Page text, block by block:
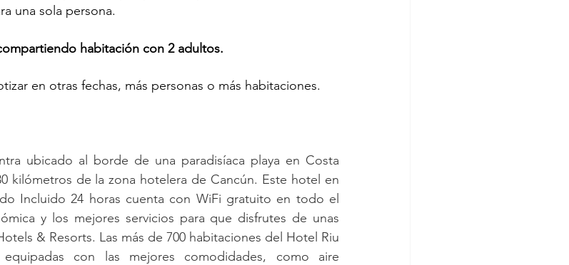
una sola persona.
habitación con 2 adultos.
en otras fechas, más personas o más habitaciones.
ubicado al borde de una paradisíaca playa en Costa
kilómetros de la zona hotelera de Cancún. Este hotel en
Incluido 24 horas cuenta con WiFi gratuito en todo el
y los mejores servicios para que disfrutes de unas
& Resorts. Las más de 700 habitaciones del Hotel Riu
equipadas con las mejores comodidades, como aire